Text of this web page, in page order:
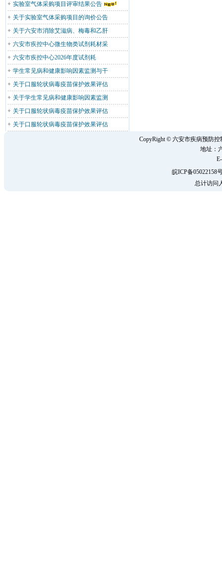
实验室气体采购项目评审结果公告
关于实验室气体采购项目的询价公告
关于六安市消除艾滋病、梅毒和乙肝
六安市疾控中心微生物类试剂耗材采
六安市疾控中心2026年度试剂耗
学生常见病和健康影响因素监测与干
关于口服轮状病毒疫苗保护效果评估
关于学生常见病和健康影响因素监测
关于口服轮状病毒疫苗保护效果评估
关于口服轮状病毒疫苗保护效果评估
CopyRight © 六安市疾病预防
地址：
皖ICP备05022158
总计访问